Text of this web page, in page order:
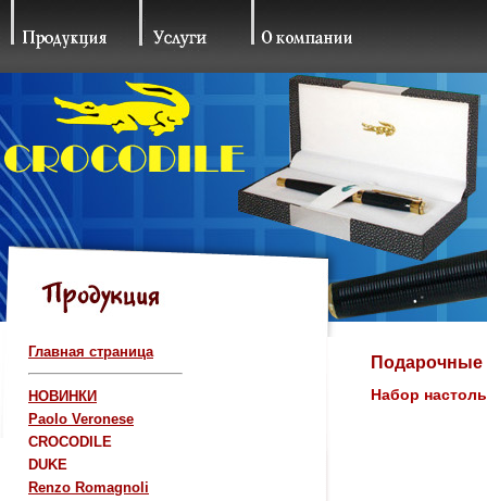
Главная страница
НОВИНКИ
Paolo Veronese
CROCODILE
DUKE
Renzo Romagnoli
Подарочные
Набор